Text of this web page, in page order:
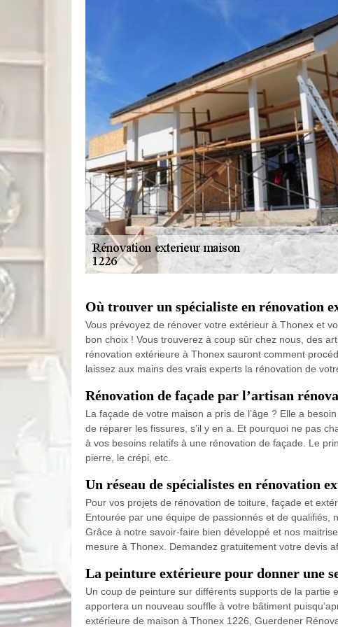
Où trouver un spécialiste en rénovation
Vous prévoyez de rénover votre extérieur à Thonex et
bon choix ! Vous trouverez à coup sûr chez nous, des
rénovation extérieure à Thonex sauront comment
laissez aux mains des vrais experts la rénovation de
Rénovation de façade par l’artisan
La façade de votre maison a pris de l’âge ? Elle a
de réparer les fissures, s’il y en a. Et pourquoi ne pas
à vos besoins relatifs à une rénovation de façade. Le
pierre, le crépi, etc.
Un réseau de spécialistes en rénovation
Pour vos projets de rénovation de toiture, façade et
Entourée par une équipe de passionnés et de
Grâce à notre savoir-faire bien développé et nos
mesure à Thonex. Demandez gratuitement votre devis
La peinture extérieure pour donner une
Un coup de peinture sur différents supports de la partie
apportera un nouveau souffle à votre bâtiment
extérieure de maison à Thonex 1226, Guerdener